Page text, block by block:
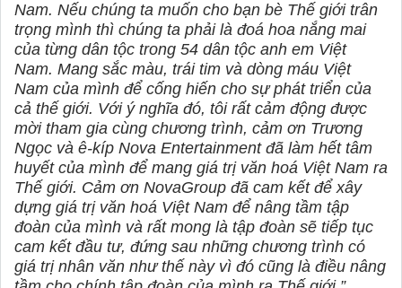
Nam. Nếu chúng ta muốn cho bạn bè Thế giới trân
trọng mình thì chúng ta phải là đoá hoa nắng mai
của từng dân tộc trong 54 dân tộc anh em Việt
Nam. Mang sắc màu, trái tim và dòng máu Việt
Nam của mình để cống hiến cho sự phát triển của
cả thế giới. Với ý nghĩa đó, tôi rất cảm động được
mời tham gia cùng chương trình, cảm ơn Trương
Ngọc và ê-kíp Nova Entertainment đã làm hết tâm
huyết của mình để mang giá trị văn hoá Việt Nam ra
Thế giới. Cảm ơn NovaGroup đã cam kết để xây
dựng giá trị văn hoá Việt Nam để nâng tầm tập
đoàn của mình và rất mong là tập đoàn sẽ tiếp tục
cam kết đầu tư, đứng sau những chương trình có
giá trị nhân văn như thế này vì đó cũng là điều nâng